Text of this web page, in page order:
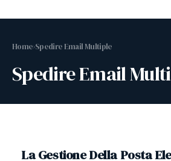
Home›Spedire Email Multiple
Spedire Email
La Gestione Della Posta